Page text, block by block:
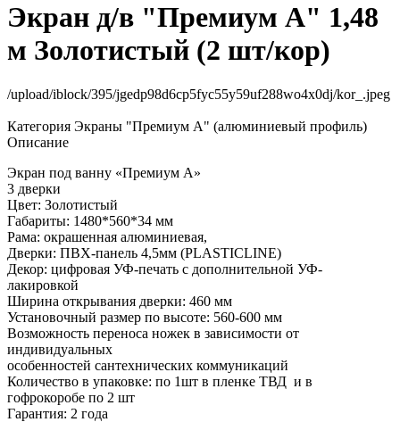
Экран д/в "Премиум А" 1,48
м Золотистый (2 шт/кор)
/upload/iblock/395/jgedp98d6cp5fyc55y59uf288wo4x0dj/kor_.jpeg
Категория Экраны "Премиум А" (алюминиевый профиль)
Описание
Экран под ванну «Премиум А»
3 дверки
Цвет: Золотистый
Габариты: 1480*560*34 мм
Рама: окрашенная алюминиевая,
Дверки: ПВХ-панель 4,5мм (PLASTICLINE)
Декор: цифровая УФ-печать с дополнительной УФ-
лакировкой
Ширина открывания дверки: 460 мм
Установочный размер по высоте: 560-600 мм
Возможность переноса ножек в зависимости от
индивидуальных
особенностей сантехнических коммуникаций
Количество в упаковке: по 1шт в пленке ТВД и в
гофрокоробе по 2 шт
Гарантия: 2 года